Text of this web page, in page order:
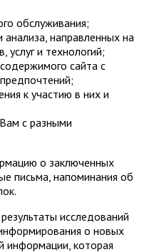
обслуживания;
направленных на
услуг и технологий;
сайта с
к участию в них и
с разными
о заключенных
письма, напоминания об
исследований
о новых
информации, которая